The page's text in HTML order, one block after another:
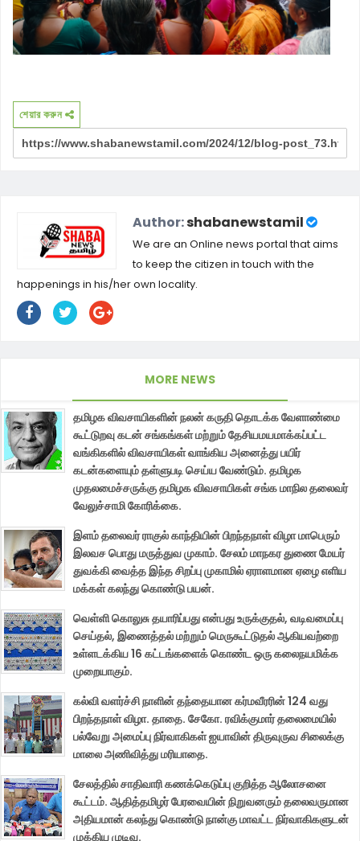
শেয়ার করুন
Author:shabanewstamil
We are an Online news portal that aims
to keep the citizen in touch with the
happenings in his/her own locality.
MORE NEWS
தமிழக விவசாயிகளின் நலன் கருதி தொடக்க வேளாண்மை
கூட்டுறவு கடன் சங்கங்கள் மற்றும் தேசியமயமாக்கப்பட்ட
வங்கிகளில் விவசாயிகள் வாங்கிய அனைத்து பயிர்
கடன்களையும் தள்ளுபடி செய்ய வேண்டும். தமிழக
முதலமைச்சருக்கு தமிழக விவசாயிகள் சங்க மாநில தலைவர்
வேலுச்சாமி கோரிக்கை.
இளம் தலைவர் ராகுல் காந்தியின் பிறந்தநாள் விழா மாபெரும்
இலவச பொது மருத்துவ முகாம். சேலம் மாநகர துணை மேயர்
துவக்கி வைத்த இந்த சிறப்பு முகாமில் ஏராளமான ஏழை எளிய
மக்கள் கலந்து கொண்டு பயன்.
வெள்ளி கொலுசு தயாரிப்பது என்பது உருக்குதல், வடிவமைப்பு
செய்தல், இணைத்தல் மற்றும் மெருகூட்டுதல் ஆகியவற்றை
உள்ளடக்கிய 16 கட்டங்களைக் கொண்ட ஒரு கலைநயமிக்க
முறையாகும்.
கல்வி வளர்ச்சி நாளின் தந்தையான கர்மவீரரின் 124 வது
பிறந்தநாள் விழா. தாதை. சேகோ. ரவிக்குமார் தலைமையில்
பல்வேறு அமைப்பு நிர்வாகிகள் ஐயாவின் திருவுருவ சிலைக்கு
மாலை அணிவித்து மரியாதை.
சேலத்தில் சாதிவாரி கணக்கெடுப்பு குறித்த ஆலோசனை
கூட்டம். ஆதித்தமிழர் பேரவையின் நிறுவனரும் தலைவருமான
அதியமான் கலந்து கொண்டு நான்கு மாவட்ட நிர்வாகிகளுடன்
முக்கிய முடிவு.